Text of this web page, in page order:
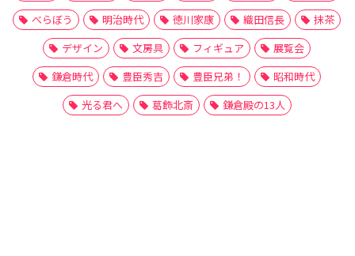
べらぼう
明治時代 徳川家康 織田信長
抹茶
デザイン
文房具 フィギュア
展覧会
鎌倉時代
豊臣秀吉 豊臣兄弟！
昭和時代
光る君へ
葛飾北斎 鎌倉殿の13人